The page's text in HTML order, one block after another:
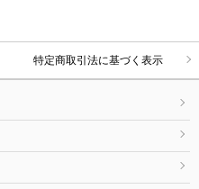
特定商取引法に基づく表示